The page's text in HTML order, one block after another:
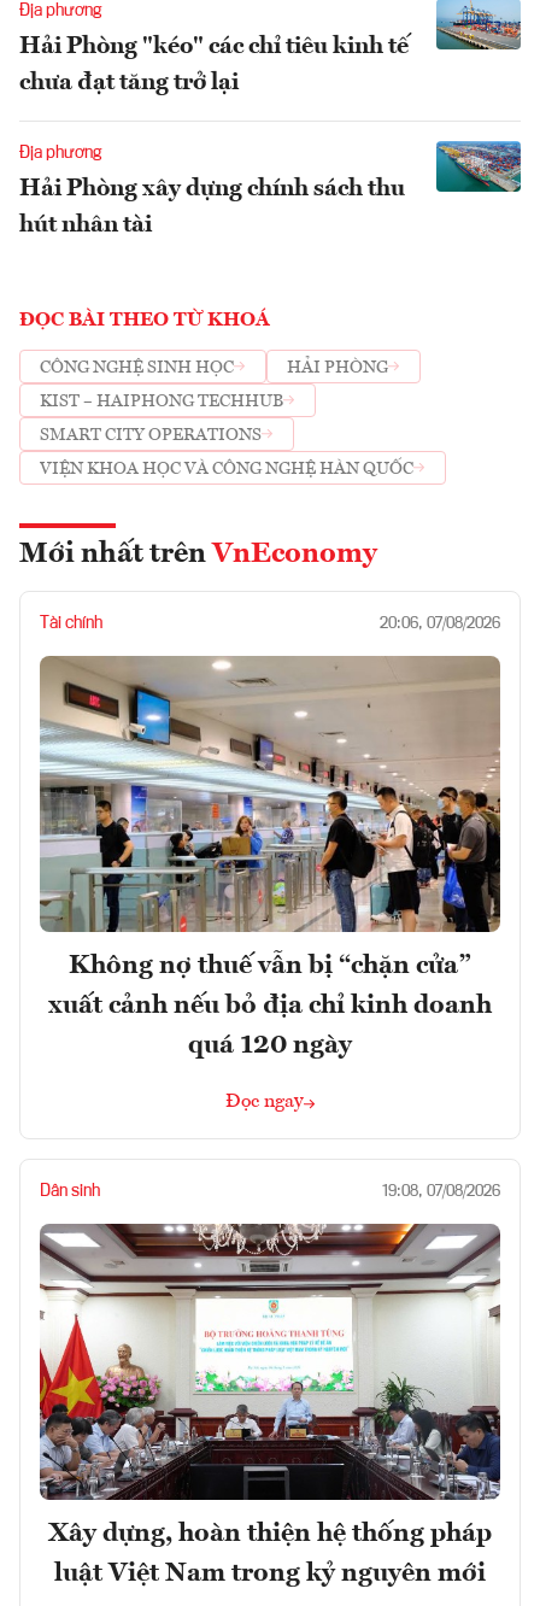
Địa phương
Hải Phòng "kéo" các chỉ tiêu kinh tế
chưa đạt tăng trở lại
Địa phương
Hải Phòng xây dựng chính sách thu
hút nhân tài
ĐỌC BÀI THEO TỪ KHOÁ
CÔNG NGHỆ SINH HỌC
HẢI PHÒNG
KIST – HAIPHONG TECHHUB
SMART CITY OPERATIONS
VIỆN KHOA HỌC VÀ CÔNG NGHỆ HÀN QUỐC
Mới nhất trên VnEconomy
Tài chính 20:06, 07/08/2026
Không nợ thuế vẫn bị “chặn cửa”
xuất cảnh nếu bỏ địa chỉ kinh doanh
quá 120 ngày
Đọc ngay
Dân sinh 19:08, 07/08/2026
Xây dựng, hoàn thiện hệ thống pháp
luật Việt Nam trong kỷ nguyên mới